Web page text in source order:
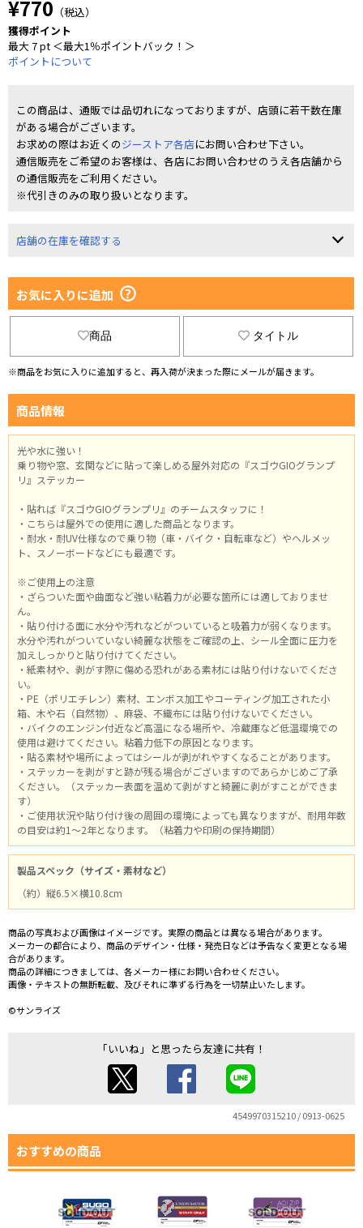
¥770 （税込）
獲得ポイント
最大 7 pt ＜最大1％ポイントバック！＞
ポイントについて
この商品は、通販では品切れになっておりますが、店頭に若干数在庫
がある場合がございます。
お求めの際はお近くのジーストア各店にお問い合わせ下さい。
通信販売をご希望のお客様は、各店にお問い合わせのうえ各店舗から
の通信販売をご利用ください。
※代引きのみの取り扱いとなります。
店舗の在庫を確認する
お気に入りに追加
商品 タイトル
※商品をお気に入りに追加すると、再入荷が決まった際にメールが届きます。
商品情報
光や水に強い！
乗り物や窓、玄関などに貼って楽しめる屋外対応の『スゴウGIOグランプ
リ』ステッカー
・貼れば『スゴウGIOグランプリ』のチームスタッフに！
・こちらは屋外での使用に適した商品となります。
・耐水・耐UV仕様なので乗り物（車・バイク・自転車など）やヘルメッ
ト、スノーボードなどにも最適です。
※ご使用上の注意
・ざらついた面や曲面など強い粘着力が必要な箇所には適しておりませ
ん。
・貼り付ける面に水分や汚れなどがついていると吸着力が弱くなります。
水分や汚れがついていない綺麗な状態をご確認の上、シール全面に圧力を
加えしっかりと貼り付けてください。
・紙素材や、剥がす際に傷める恐れがある素材には貼り付けないでくださ
い。
・PE（ポリエチレン）素材、エンボス加工やコーティング加工された小
箱、木や石（自然物）、麻袋、不織布には貼り付けないでください。
・バイクのエンジン付近など高温になる場所や、冷蔵庫など低温環境での
使用は避けてください。粘着力低下の原因となります。
・貼る素材や場所によってはシールが剥がれやすくなることがあります。
・ステッカーを剥がすと跡が残る場合がございますのであらかじめご了承
ください。（ステッカー表面を温めて剥がすと綺麗に剥がすことができま
す）
・ご使用状況や貼り付け後の周囲の環境によっても異なりますが、耐用年数
の目安は約1～2年となります。（粘着力や印刷の保持期間）
製品スペック（サイズ・素材など）
（約）縦6.5×横10.8cm
商品の写真および画像はイメージです。実際の商品とは異なる場合があります。
メーカーの都合により、商品のデザイン・仕様・発売日などは予告なく変更となる場
合があります。
商品の詳細につきましては、各メーカー様にお問い合わせください。
画像・テキストの無断転載、及びそれに準ずる行為を一切禁止いたします。
©サンライズ
「いいね」と思ったら友達に共有！
4549970315210 / 0913-0625
おすすめの商品